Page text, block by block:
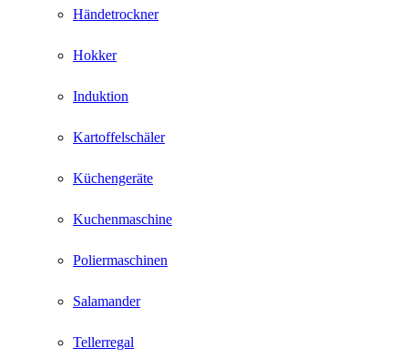
Händetrockner
Hokker
Induktion
Kartoffelschäler
Küchengeräte
Kuchenmaschine
Poliermaschinen
Salamander
Tellerregal